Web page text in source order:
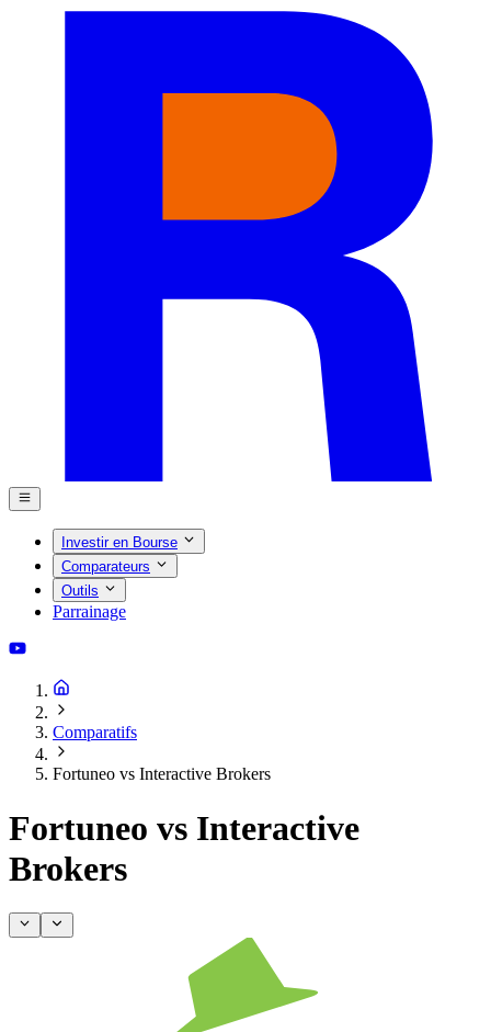
Investir en Bourse
Comparateurs
Outils
Parrainage
Comparatifs
Fortuneo vs Interactive Brokers
Fortuneo vs Interactive
Brokers